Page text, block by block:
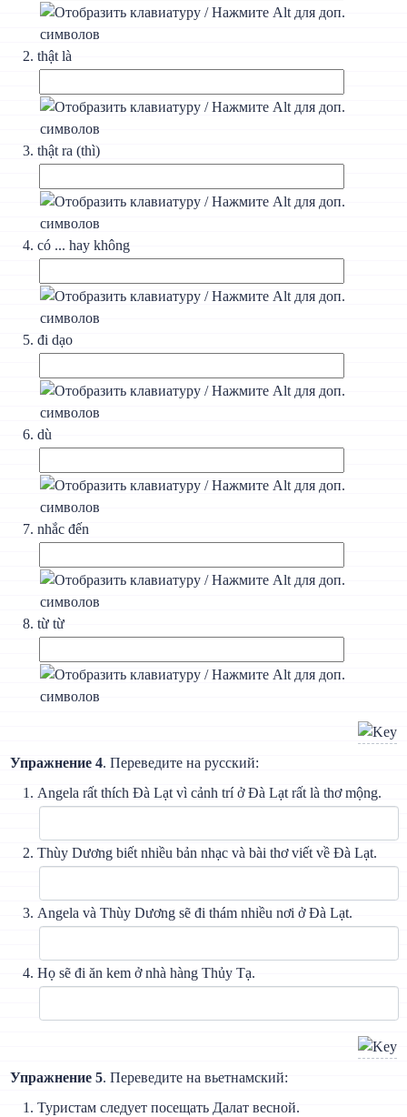
thật là
thật ra (thì)
có ... hay không
đi dạo
dù
nhắc đến
từ từ
Упражнение 4. Переведите на русский:
Angela rất thích Đà Lạt vì cảnh trí ở Đà Lạt rất là thơ mộng.
Thùy Dương biết nhiều bản nhạc và bài thơ viết về Đà Lạt.
Angela và Thùy Dương sẽ đi thám nhiều nơi ở Đà Lạt.
Họ sẽ đi ăn kem ở nhà hàng Thủy Tạ.
Упражнение 5. Переведите на вьетнамский:
Туристам следует посещать Далат весной.